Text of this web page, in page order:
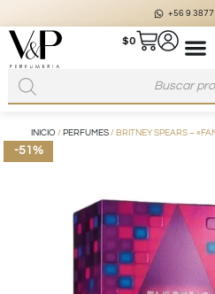
+56 9 3877 3738
$0
INICIO / PERFUMES/ BRITNEY SPEARS –
-51%